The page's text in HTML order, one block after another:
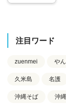
注目ワード
zuenmei や
久米島 名護
沖縄そば 沖